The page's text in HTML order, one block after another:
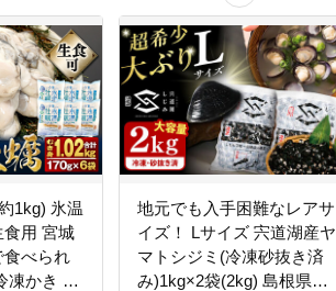
食用 宮城
食べられ
凍かき 冷
地元でも入手困難なレアサ
イズ！ Lサイズ 宍道湖産ヤ
マトシジミ(冷凍砂抜き済
み)1kg×2袋(2kg) 島根県松